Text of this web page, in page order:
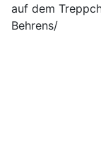
auf dem
Behrens/